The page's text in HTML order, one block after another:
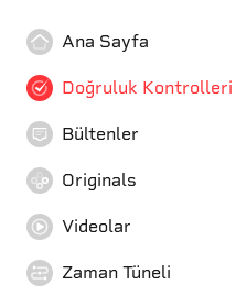
Ana Sayfa
Doğruluk Kontrolleri
Bültenler
Originals
Videolar
Zaman Tüneli